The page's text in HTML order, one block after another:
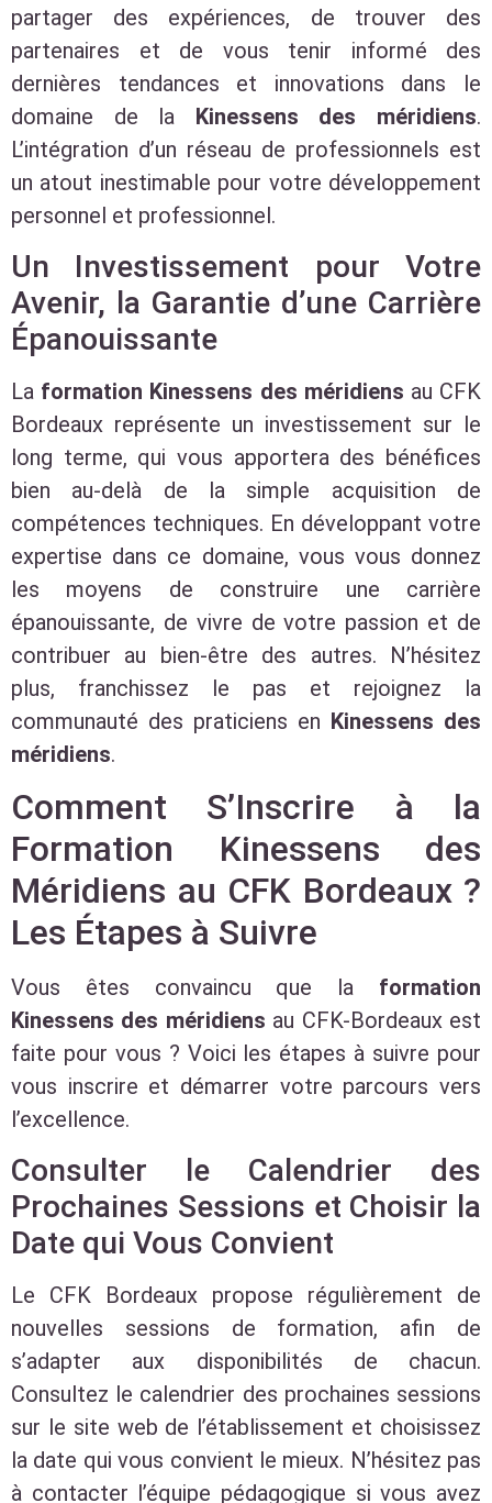
partager des expériences, de trouver des
partenaires et de vous tenir informé des
dernières tendances et innovations dans le
domaine de la
Kinessens des méridiens.
L’intégration d’un réseau de professionnels est
un atout inestimable pour votre développement
personnel et professionnel.
Un Investissement pour Votre
Avenir, la Garantie d’une Carrière
Épanouissante
La formation Kinessens des méridiens au CFK
Bordeaux représente un investissement sur le
long terme, qui vous apportera des bénéfices
bien au-delà de la simple acquisition de
compétences techniques. En développant votre
expertise dans ce domaine, vous vous donnez
les moyens de construire une carrière
épanouissante, de vivre de votre passion et de
contribuer au bien-être des autres. N’hésitez
plus, franchissez le pas et rejoignez la
communauté des praticiens en Kinessens des
méridiens.
Comment S’Inscrire à la
Formation Kinessens des
Méridiens au CFK Bordeaux ?
Les Étapes à Suivre
Vous êtes convaincu que la formation
Kinessens des méridiens au CFK-Bordeaux est
faite pour vous ? Voici les étapes à suivre pour
vous inscrire et démarrer votre parcours vers
l’excellence.
Consulter le Calendrier des
Prochaines Sessions et Choisir la
Date qui Vous Convient
Le CFK Bordeaux propose régulièrement de
nouvelles sessions de formation, afin de
s’adapter aux disponibilités de chacun.
Consultez le calendrier des prochaines sessions
sur le site web de l’établissement et choisissez
la date qui vous convient le mieux. N’hésitez pas
à contacter l’équipe pédagogique si vous avez